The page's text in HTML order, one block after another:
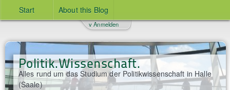
Start About this Blog
Politik.Wissenschaft.
Alles rund um das Studium der Politikwissenschaft in Halle
(Saale)
v Anmelden